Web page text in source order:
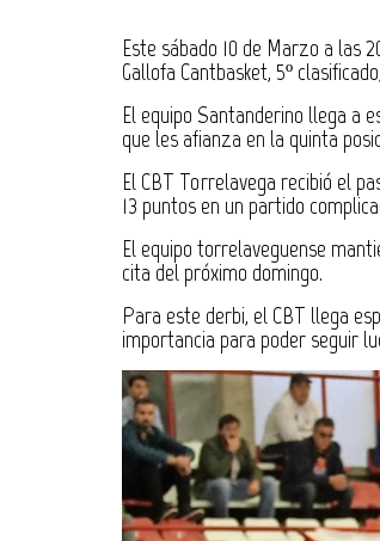
Este sábado 10 de Marzo a las
Gallofa Cantbasket, 5º
El equipo Santanderino llega a
que les afianza en la quinta
El CBT Torrelavega recibió el
13 puntos en un partido
El equipo torrelaveguense
cita del próximo domingo.
Para este derbi, el CBT llega
importancia para poder seguir